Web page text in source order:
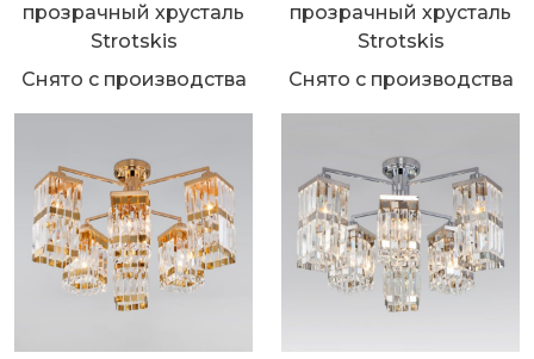
прозрачный хрусталь
Strotskis
Снято с производства
прозрачный хрусталь
Strotskis
Снято с производства